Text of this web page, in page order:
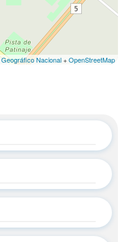
Nacional+OpenStreetMap